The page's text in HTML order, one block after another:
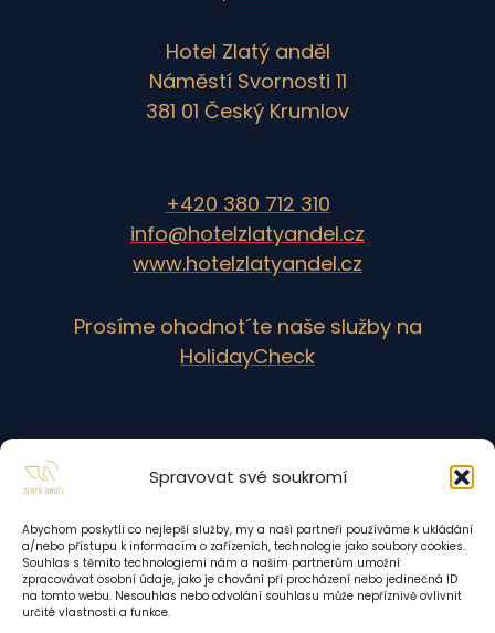
Spravovat své soukromí
Abychom poskytli co nejlepší služby, my a naši partneři používáme k ukládání
a/nebo přístupu k informacím o zařízeních, technologie jako soubory cookies.
Souhlas s těmito technologiemi nám a našim partnerům umožní
zpracovávat osobní údaje, jako je chování při procházení nebo jedinečná ID
na tomto webu. Nesouhlas nebo odvolání souhlasu může nepříznivě ovlivnit
určité vlastnosti a funkce.
Hotel Zlatý anděl
Náměstí Svornosti 11
381 01 Český Krumlov
+420 380 712 310
info@hotelzlatyandel.cz
www.hotelzlatyandel.cz
Prosíme ohodnot´te naše služby na
HolidayCheck